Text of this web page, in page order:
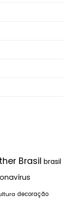
Brasil brasil
decoração